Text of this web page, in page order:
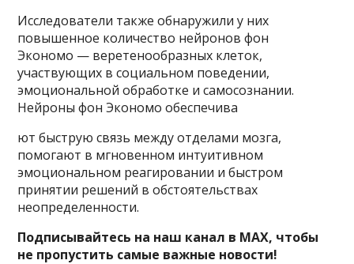
Исследователи также обнаружили у них
повышенное количество нейронов фон
Экономо — веретенообразных клеток,
участвующих в социальном поведении,
эмоциональной обработке и самосознании.
Нейроны фон Экономо обеспечива
ют быструю связь между отделами мозга,
помогают в мгновенном интуитивном
эмоциональном реагировании и быстром
принятии решений в обстоятельствах
неопределенности.
Подписывайтесь на наш канал в MAX, чтобы
не пропустить самые важные новости!